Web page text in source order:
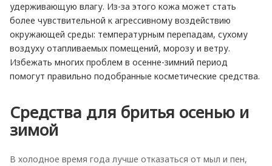
удерживающую влагу. Из-за этого кожа может стать
более чувствительной к агрессивному воздействию
окружающей среды: температурным перепадам, сухому
воздуху отапливаемых помещений, морозу и ветру.
Избежать многих проблем в осенне-зимний период
помогут правильно подобранные косметические средства.
Средства для бритья осенью и
зимой
В холодное время года лучше отказаться от мыл и пен,